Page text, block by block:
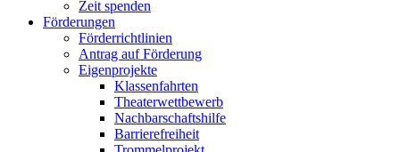
Zeit spenden
Förderungen
Förderrichtlinien
Antrag auf Förderung
Eigenprojekte
Klassenfahrten
Theaterwettbewerb
Nachbarschaftshilfe
Barrierefreiheit